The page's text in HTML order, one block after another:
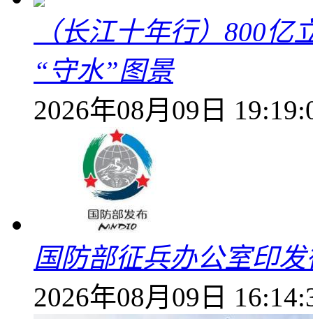
（长江十年行）800
“守水”图景
2026年08月09日
国防部征兵办公室印
2026年08月09日